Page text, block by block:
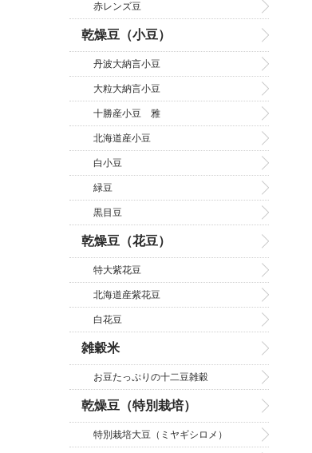
赤レンズ豆
乾燥豆（小豆）
丹波大納言小豆
大粒大納言小豆
十勝産小豆 雅
北海道産小豆
白小豆
緑豆
黒目豆
乾燥豆（花豆）
特大紫花豆
北海道産紫花豆
白花豆
雑穀米
お豆たっぷりの十二豆雑穀
乾燥豆（特別栽培）
特別栽培大豆（ミヤギシロメ）